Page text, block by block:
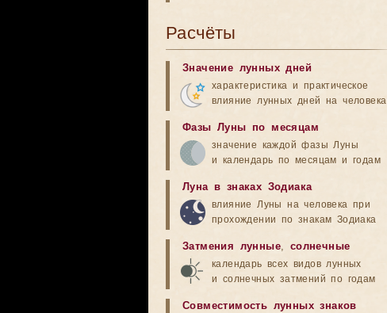
Расчёты
Значение лунных дней
характеристика и практическое
влияние лунных дней на человека
Фазы Луны по месяцам
значение каждой фазы Луны
и календарь по месяцам и годам
Луна в знаках Зодиака
влияние Луны на человека при
прохождении по знакам Зодиака
Затмения лунные, солнечные
календарь всех видов лунных
и солнечных затмений по годам
Совместимость лунных знаков